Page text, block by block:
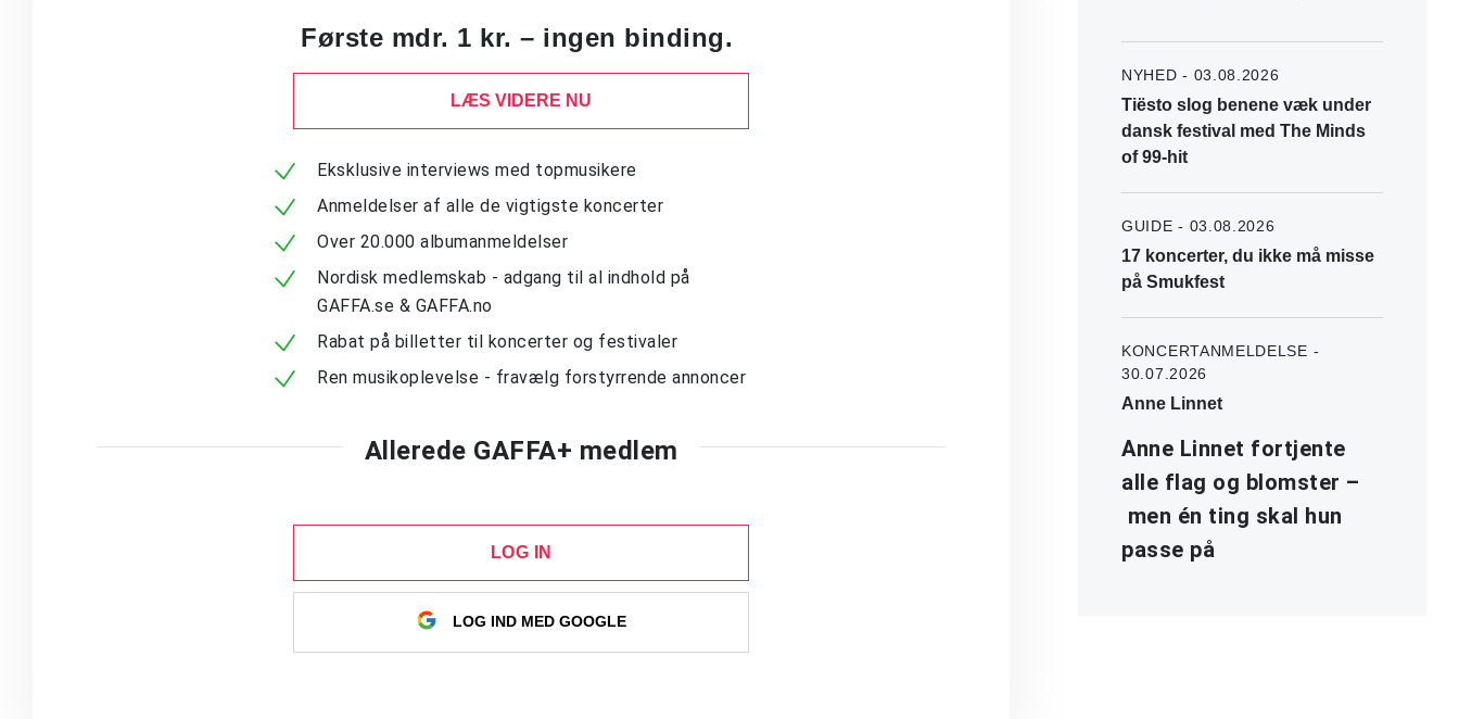
Første mdr. 1 kr. – ingen binding.
LÆS VIDERE NU
Eksklusive interviews med topmusikere
Anmeldelser af alle de vigtigste koncerter
Over 20.000 albumanmeldelser
Nordisk medlemskab - adgang til al indhold på
GAFFA.se & GAFFA.no
Rabat på billetter til koncerter og festivaler
Ren musikoplevelse - fravælg forstyrrende annoncer
Allerede GAFFA+ medlem
LOG IN
LOG IND MED GOOGLE
NYHED - 03.08.2026
Tiësto slog benene væk under
dansk festival med The Minds
of 99-hit
GUIDE - 03.08.2026
17 koncerter, du ikke må misse
på Smukfest
KONCERTANMELDELSE -
30.07.2026
Anne Linnet
Anne Linnet fortjente
alle flag og blomster –
men én ting skal hun
passe på